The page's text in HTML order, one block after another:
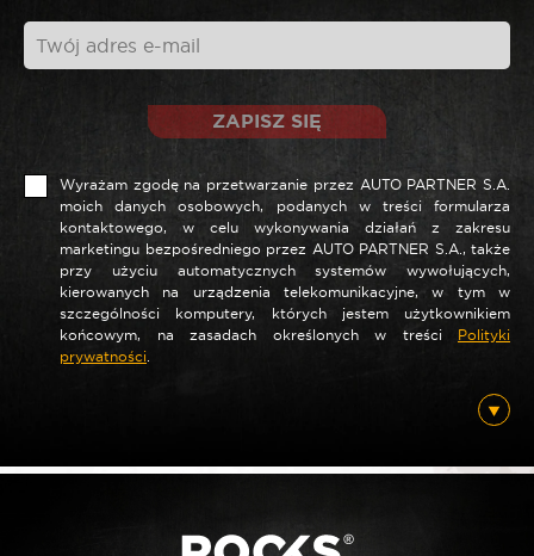
Twoja opinia *
Nazwa*
E-mail*
ZAPISZ SIĘ
Wyrażam zgodę na przetwarzanie przez AUTO PARTNER S.A.
moich danych osobowych, podanych w treści formularza
kontaktowego, w celu wykonywania działań z zakresu
marketingu bezpośredniego przez AUTO PARTNER S.A., także
przy użyciu automatycznych systemów wywołujących,
kierowanych na urządzenia telekomunikacyjne, w tym w
szczególności komputery, których jestem użytkownikiem
końcowym, na zasadach określonych w treści Polityki
prywatności.